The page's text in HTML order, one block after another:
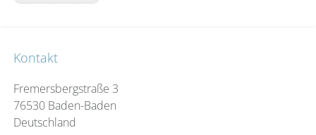
Die Capitell AG in Baden-Baden zeichnet sich durch ihre
individuelle Beratung aus. Wir legen großen Wert auf
sicherzustellen, dass Sie stets über alle wichtigen Aspekte
informiert sind. Als Vermögensverwalter in Baden-Baden
kennen wir die regionalen Gegebenheiten und können
Kontakt
Fremersbergstraße 3
76530 Baden-Baden
Deutschland